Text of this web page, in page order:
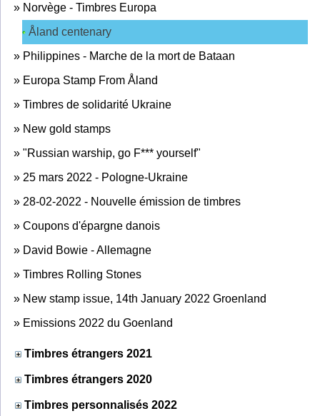
» Norvège - Timbres Europa
Åland centenary
» Philippines - Marche de la mort de Bataan
» Europa Stamp From Åland
» Timbres de solidarité Ukraine
» New gold stamps
» "Russian warship, go F*** yourself"
» 25 mars 2022 - Pologne-Ukraine
» 28-02-2022 - Nouvelle émission de timbres
» Coupons d'épargne danois
» David Bowie - Allemagne
» Timbres Rolling Stones
» New stamp issue, 14th January 2022 Groenland
» Emissions 2022 du Goenland
Timbres étrangers 2021
Timbres étrangers 2020
Timbres personnalisés 2022